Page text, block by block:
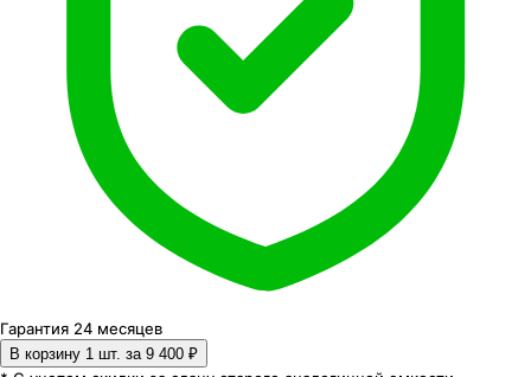
Гарантия 24 месяцев
В корзину 1 шт. за 9 400 ₽